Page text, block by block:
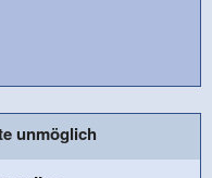
unmöglich